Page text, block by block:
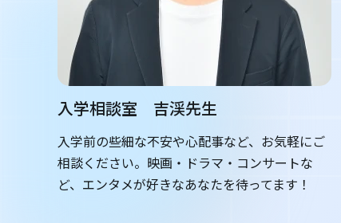
入学相談室 吉渓先生
入学前の些細な不安や心配事など、お気軽にご
相談ください。映画・ドラマ・コンサートな
ど、エンタメが好きなあなたを待ってます！